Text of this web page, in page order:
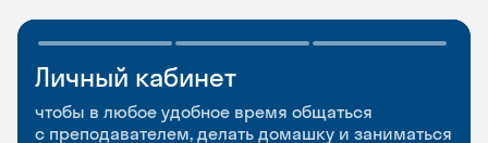
Личный кабинет
чтобы в любое удобное время общаться
с преподавателем, делать домашку и заниматься
Мобильное
приложение
Разговорные клубы
и Talks